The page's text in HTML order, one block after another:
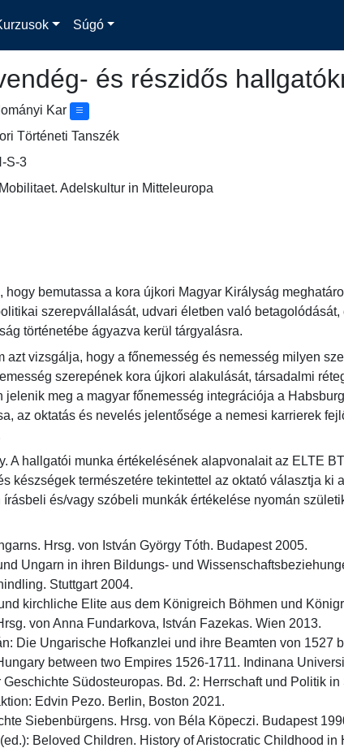
Súgó
és részidős
Kar
Történeti Tanszék
S-3
Adelskultur in Mitteleuropa
hogy bemutassa a kora újkori Magyar Királyság
szerepvállalását, udvari életben való
történetébe ágyazva kerül tárgyalásra.
azt vizsgálja, hogy a főnemesség és nemesség milyen
szerepének kora újkori alakulását, társadalmi
jelenik meg a magyar főnemesség integrációja a
az oktatás és nevelés jelentősége a nemesi karrierek
A hallgatói munka értékelésének alapvonalait az ELTE
készségek természetére tekintettel az oktató választja
írásbeli és/vagy szóbeli munkák értékelése nyomán
Hrsg. von István György Tóth. Budapest 2005.
Ungarn in ihren Bildungs- und
Stuttgart 2004.
kirchliche Elite aus dem Königreich Böhmen und
von Anna Fundarkova, István Fazekas. Wien 2013.
Die Ungarische Hofkanzlei und ihre Beamten von 1527
between two Empires 1526-1711. Indinana
Geschichte Südosteuropas. Bd. 2: Herrschaft und Politik
Edvin Pezo. Berlin, Boston 2021.
Siebenbürgens. Hrsg. von Béla Köpeczi. Budapest
Beloved Children. History of Aristocratic Childhood